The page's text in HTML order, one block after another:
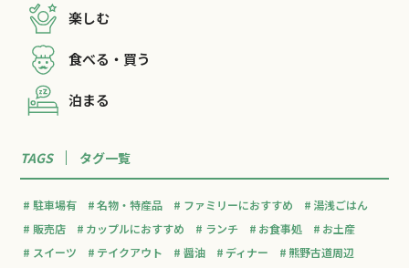
楽しむ
食べる・買う
泊まる
TAGS タグ一覧
駐車場有 名物・特産品 ファミリーにおすすめ
湯浅ごはん
販売店
カップルにおすすめ ランチ お食事処
お土産
スイーツ
テイクアウト 醤油 ディナー
熊野古道周辺